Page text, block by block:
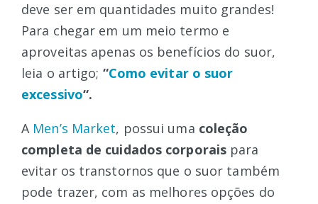
deve ser em quantidades muito grandes!
Para chegar em um meio termo e
aproveitas apenas os benefícios do suor,
leia o artigo; “Como evitar o suor
excessivo“.
A Men’s Market, possui uma coleção
completa de cuidados corporais para
evitar os transtornos que o suor também
pode trazer, com as melhores opções do